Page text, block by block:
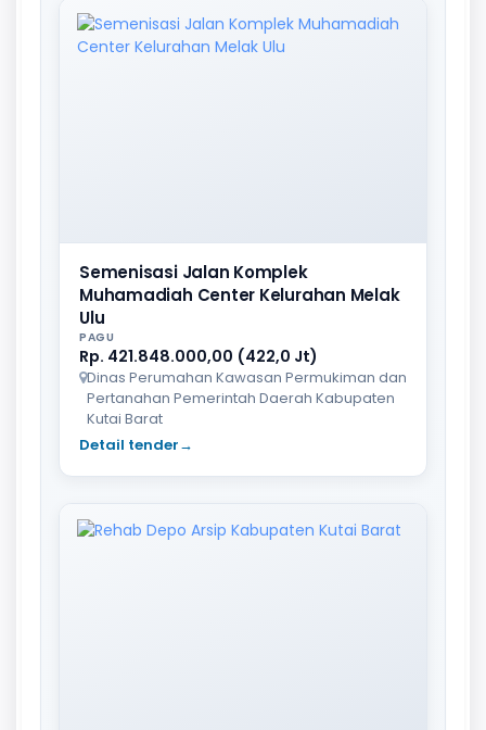
Semenisasi Jalan Komplek
Muhamadiah Center Kelurahan Melak
Ulu
PAGU
Rp. 421.848.000,00 (422,0 Jt)
Dinas Perumahan Kawasan Permukiman dan
Pertanahan Pemerintah Daerah Kabupaten
Kutai Barat
Detail tender→